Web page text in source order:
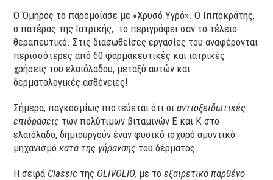
Ο Όμηρος το παρομοίασε με «Χρυσό Υγρό». Ο Ιπποκράτης,
ο πατέρας της Ιατρικής, το περιγράφει σαν το τέλειο
θεραπευτικό. Στις διασωθείσες εργασίες του αναφέρονται
περισσότερες από 60 φαρμακευτικές και ιατρικές
χρήσεις του ελαιόλαδου, μεταξύ αυτών και
δερματολογικές ασθένειες!
Σήμερα, παγκοσμίως πιστεύεται ότι οιαντιοξειδωτικές
επιδράσεις των πολύτιμων βιταμινών Ε και Κ στο
ελαιόλαδο, δημιουργούν έναν φυσικό ισχυρό αμυντικό
μηχανισμόκατά της γήρανσης του δέρματος.
Η σειρά Classic της ΟLIVOLIO, με τοεξαιρετικό παρθένο